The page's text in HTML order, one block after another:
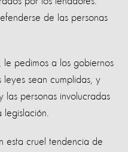
de las personas
pedimos a los gobiernos
sean cumplidas, y
las personas involucradas
esta cruel tendencia de